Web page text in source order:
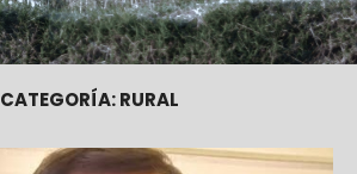
CATEGORÍA:RURAL